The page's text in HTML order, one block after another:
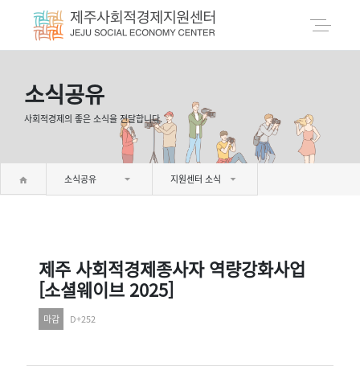
소식공유
사회적경제의 좋은 소식을 전달합니다.
소식공유 지원센터 소식
제주 사회적경제종사자 역량강화사업
[소셜웨이브 2025]
마감 D+252